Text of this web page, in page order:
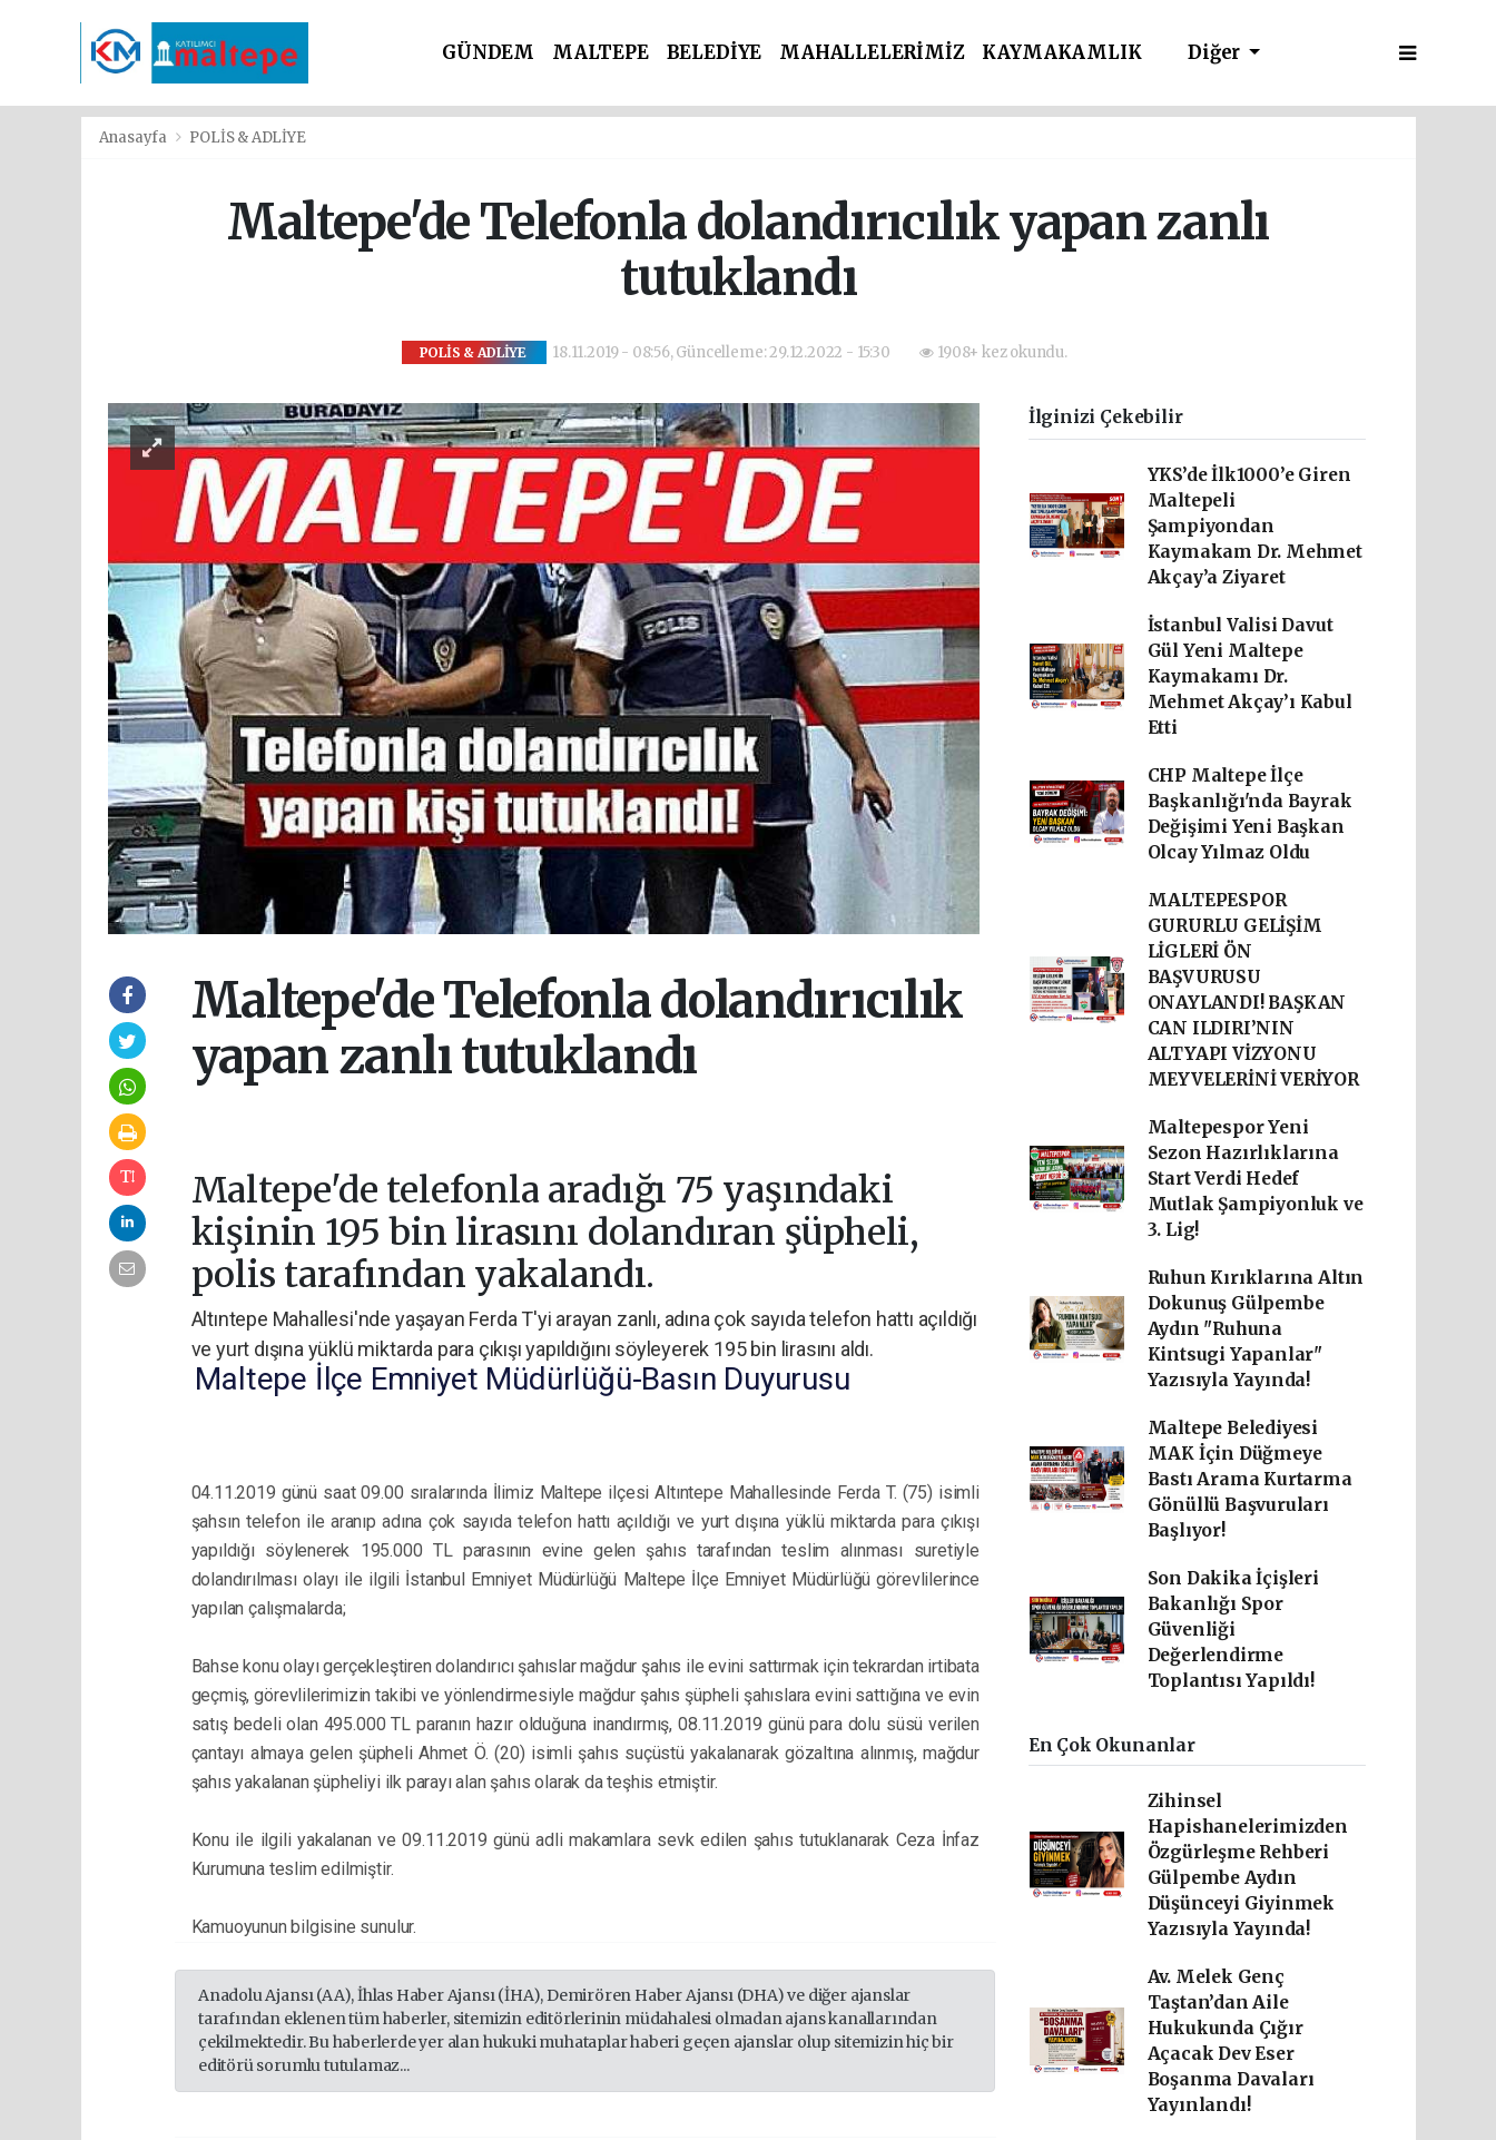
GÜNDEM MALTEPE BELEDİYE MAHALLELERİMİZ
KAYMAKAMLIK
Diğer
Anasayfa POLİS & ADLİYE
Maltepe'de Telefonla dolandırıcılık yapan zanlı
tutuklandı
POLİS & ADLİYE 18.11.2019 - 08:56, Güncelleme: 29.12.2022 - 15:30 1908+ kez okundu.
Maltepe'de Telefonla dolandırıcılık
yapan zanlı tutuklandı
Maltepe'de telefonla aradığı 75 yaşındaki
kişinin 195 bin lirasını dolandıran şüpheli,
polis tarafından yakalandı.
Altıntepe Mahallesi'nde yaşayan Ferda T'yi arayan zanlı, adına çok sayıda telefon hattı açıldığı
ve yurt dışına yüklü miktarda para çıkışı yapıldığını söyleyerek 195 bin lirasını aldı.
Maltepe İlçe Emniyet Müdürlüğü-Basın Duyurusu
04.11.2019 günü saat 09.00 sıralarında İlimiz Maltepe ilçesi Altıntepe Mahallesinde Ferda T. (75) isimli
şahsın telefon ile aranıp adına çok sayıda telefon hattı açıldığı ve yurt dışına yüklü miktarda para çıkışı
yapıldığı söylenerek 195.000 TL parasının evine gelen şahıs tarafından teslim alınması suretiyle
dolandırılması olayı ile ilgili İstanbul Emniyet Müdürlüğü Maltepe İlçe Emniyet Müdürlüğü görevlilerince
yapılan çalışmalarda;
Bahse konu olayı gerçekleştiren dolandırıcı şahıslar mağdur şahıs ile evini sattırmak için tekrardan irtibata
geçmiş, görevlilerimizin takibi ve yönlendirmesiyle mağdur şahıs şüpheli şahıslara evini sattığına ve evin
satış bedeli olan 495.000 TL paranın hazır olduğuna inandırmış, 08.11.2019 günü para dolu süsü verilen
çantayı almaya gelen şüpheli Ahmet Ö. (20) isimli şahıs suçüstü yakalanarak gözaltına alınmış, mağdur
şahıs yakalanan şüpheliyi ilk parayı alan şahıs olarak da teşhis etmiştir.
Konu ile ilgili yakalanan ve 09.11.2019 günü adli makamlara sevk edilen şahıs tutuklanarak Ceza İnfaz
Kurumuna teslim edilmiştir.
Kamuoyunun bilgisine sunulur.
Anadolu Ajansı (AA), İhlas Haber Ajansı (İHA), Demirören Haber Ajansı (DHA) ve diğer ajanslar
tarafından eklenen tüm haberler, sitemizin editörlerinin müdahalesi olmadan ajans kanallarından
çekilmektedir. Bu haberlerde yer alan hukuki muhataplar haberi geçen ajanslar olup sitemizin hiç bir
editörü sorumlu tutulamaz...
İlginizi Çekebilir
YKS’de İlk1000’e Giren
Maltepeli
Şampiyondan
Kaymakam Dr. Mehmet
Akçay’a Ziyaret
İstanbul Valisi Davut
Gül Yeni Maltepe
Kaymakamı Dr.
Mehmet Akçay’ı Kabul
Etti
CHP Maltepe İlçe
Başkanlığı'nda Bayrak
Değişimi Yeni Başkan
Olcay Yılmaz Oldu
MALTEPESPOR
GURURLU GELİŞİM
LİGLERİ ÖN
BAŞVURUSU
ONAYLANDI! BAŞKAN
CAN ILDIRI’NIN
ALTYAPI VİZYONU
MEYVELERİNİ VERİYOR
Maltepespor Yeni
Sezon Hazırlıklarına
Start Verdi Hedef
Mutlak Şampiyonluk ve
3. Lig!
Ruhun Kırıklarına Altın
Dokunuş Gülpembe
Aydın "Ruhuna
Kintsugi Yapanlar"
Yazısıyla Yayında!
Maltepe Belediyesi
MAK İçin Düğmeye
Bastı Arama Kurtarma
Gönüllü Başvuruları
Başlıyor!
Son Dakika İçişleri
Bakanlığı Spor
Güvenliği
Değerlendirme
Toplantısı Yapıldı!
En Çok Okunanlar
Zihinsel
Hapishanelerimizden
Özgürleşme Rehberi
Gülpembe Aydın
Düşünceyi Giyinmek
Yazısıyla Yayında!
Av. Melek Genç
Taştan’dan Aile
Hukukunda Çığır
Açacak Dev Eser
Boşanma Davaları
Yayınlandı!